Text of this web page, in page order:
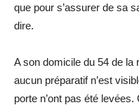
que pour s’assurer de sa
dire.
A son domicile du 54 de la
aucun préparatif n’est
porte n’ont pas été